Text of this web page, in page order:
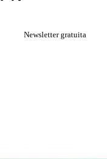
Newsletter gratuita